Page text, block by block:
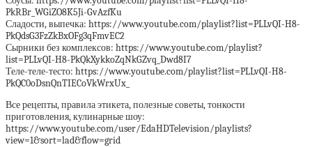
PkRBr_WGiZO8K5Ji-GvAzfKu
Сладости, выпечка: https://www.youtube.com/playlist?list=PLLvQI-H8-
PkQdsG3FzZkBxOFg3qFmvEC2
Сырники без комплексов: https://www.youtube.com/playlist?
list=PLLvQI-H8-PkQkXykkoZqNkGZvq_Dwd8I7
Теле-теле-тесто: https://www.youtube.com/playlist?list=PLLvQI-H8-
PkQC0oDsnQnTIECoVkWrxUx_
Все рецепты, правила этикета, полезные советы, тонкости
приготовления, кулинарные шоу:
https://www.youtube.com/user/EdaHDTelevision/playlists?
view=1&sort=lad&flow=grid